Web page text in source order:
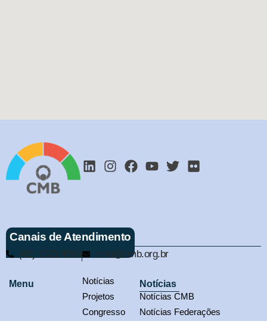
Canais de Atendimento
(61) 3321-9563 cmb@cmb.org.br
Menu
Notícias
Projetos
Congresso
Notícias
Notícias CMB
Notícias Federações